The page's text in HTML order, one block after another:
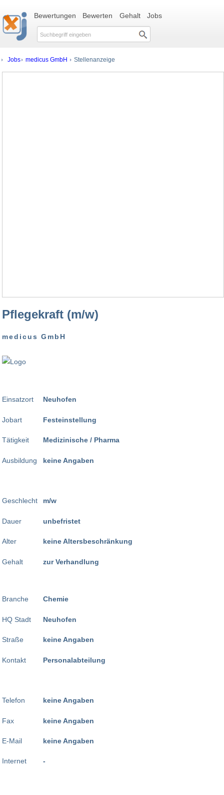
Bewertungen Bewerten Gehalt Jobs
Jobs medicus GmbH Stellenanzeige
Pflegekraft (m/w)
medicus GmbH
Einsatzort
Jobart
Tätigkeit
Ausbildung
Geschlecht
Dauer
Alter
Gehalt
Neuhofen
Festeinstellung
Medizinische / Pharma
keine Angaben
m/w
unbefristet
keine Altersbeschränkung
zur Verhandlung
Branche
HQ Stadt
Straße
Kontakt
Telefon
Fax
E-Mail
Internet
Chemie
Neuhofen
keine Angaben
Personalabteilung
keine Angaben
keine Angaben
keine Angaben
-